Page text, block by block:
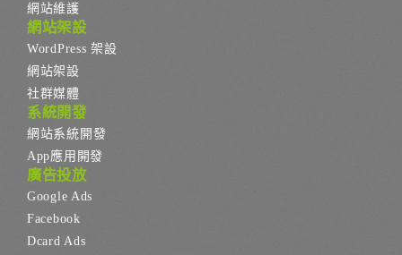
網站維護
網站架設
WordPress 架設
網站架設
社群媒體
系統開發
網站系統開發
App應用開發
廣告投放
Google Ads
Facebook
Dcard Ads